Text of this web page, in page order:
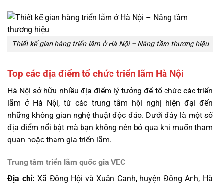
Thiết kế gian hàng triển lãm ở Hà Nội – Nâng tầm thương hiệu
Top các địa điểm tổ chức triển lãm Hà Nội
Hà Nội sở hữu nhiều địa điểm lý tưởng để tổ chức các triển
lãm ở Hà Nội, từ các trung tâm hội nghị hiện đại đến
những không gian nghệ thuật độc đáo. Dưới đây là một số
địa điểm nổi bật mà bạn không nên bỏ qua khi muốn tham
quan hoặc tham gia triển lãm.
Trung tâm triển lãm quốc gia VEC
Địa chỉ: Xã Đông Hội và Xuân Canh, huyện Đông Anh, Hà